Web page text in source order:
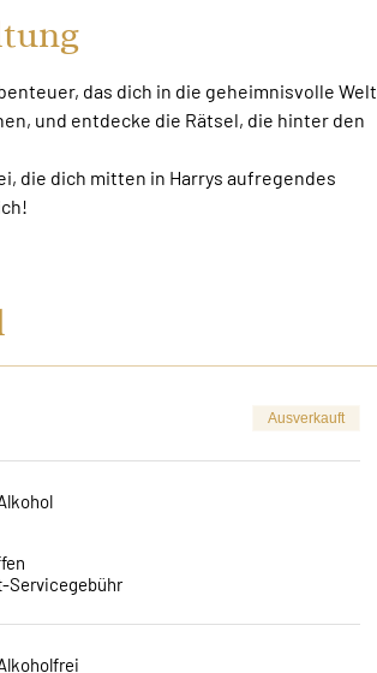
das dich in die geheimnisvolle Welt
und entdecke die Rätsel, die hinter den
die dich mitten in Harrys aufregendes
Ausverkauft
Servicegebühr